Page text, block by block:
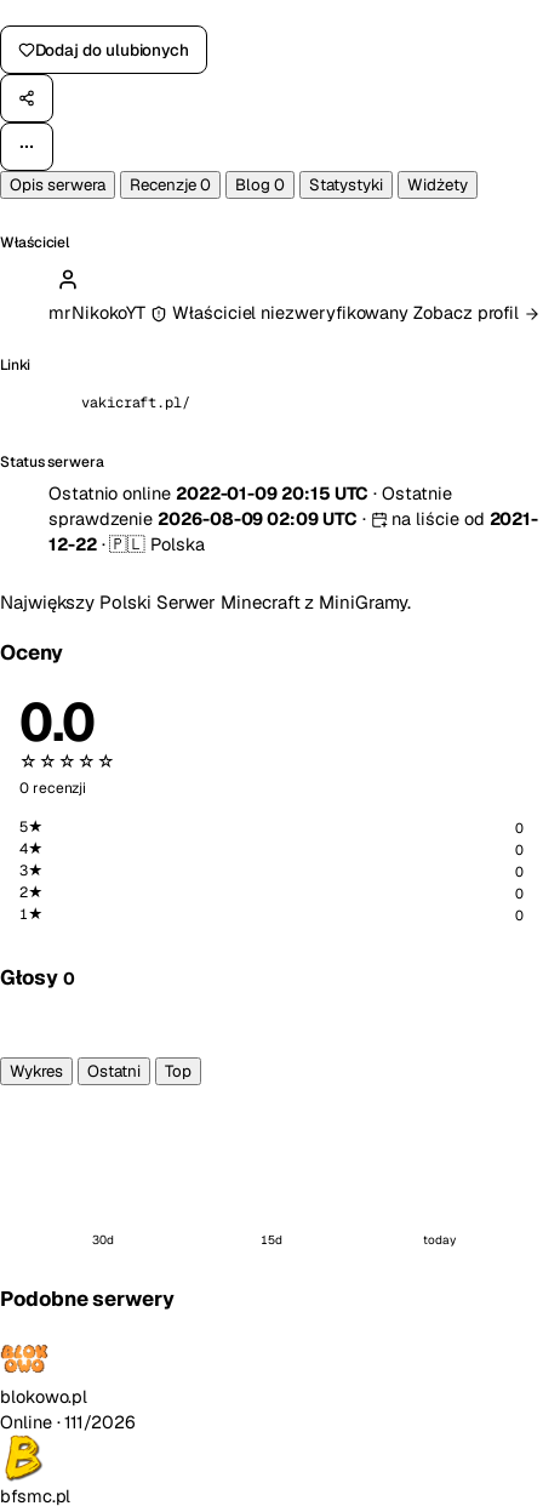
Dodaj do ulubionych
Opis serwera Recenzje0 Blog 0 Statystyki Widżety
Właściciel
mrNikokoYT Właściciel niezweryfikowanyZobacz profil
Linki
vakicraft.pl/
Status serwera
Ostatnio online 2022-01-09 20:15 UTC · Ostatnie
sprawdzenie 2026-08-09 02:09 UTC · na liście od 2021-
12-22 · 🇵🇱 Polska
Największy Polski Serwer Minecraft z MiniGramy.
Oceny
0.0
☆☆☆☆☆
0 recenzji
5★
0
4★ 0
3★ 0
2★ 0
1★ 0
Głosy 0
Wykres
Ostatni Top
30d 15d today
Podobne serwery
blokowo.pl
Online· 111/2026
bfsmc.pl